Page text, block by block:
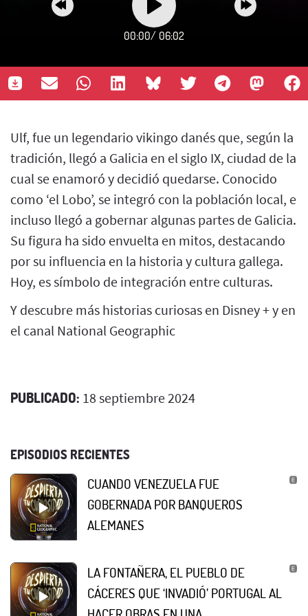
00:00/ 06:02
Ulf, fue un legendario vikingo danés que, según la
tradición, llegó a Galicia en el siglo IX, ciudad de la
cual se enamoró y decidió quedarse. Conocido
como ‘el Lobo’, se integró con la población local, e
incluso llegó a gobernar algunas partes de Galicia.
Su figura ha sido envuelta en mitos, destacando
por su influencia en la historia y cultura gallega.
Hoy, es símbolo de integración entre culturas.
Y descubre más historias curiosas en Disney + y en
el canal National Geographic
PUBLICADO: 18 septiembre 2024
EPISODIOS RECIENTES
CUANDO VENEZUELA FUE
GOBERNADA POR BANQUEROS
ALEMANES
LA FONTAÑERA, EL PUEBLO DE
CÁCERES QUE ‘INVADIÓ’ PORTUGAL AL